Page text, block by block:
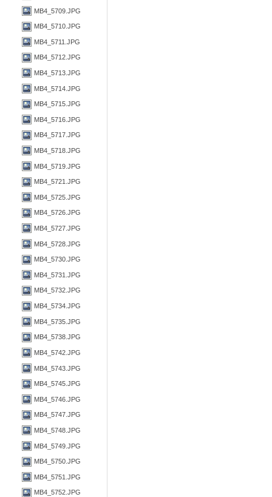
MB4_5709.JPG
MB4_5710.JPG
MB4_5711.JPG
MB4_5712.JPG
MB4_5713.JPG
MB4_5714.JPG
MB4_5715.JPG
MB4_5716.JPG
MB4_5717.JPG
MB4_5718.JPG
MB4_5719.JPG
MB4_5721.JPG
MB4_5725.JPG
MB4_5726.JPG
MB4_5727.JPG
MB4_5728.JPG
MB4_5730.JPG
MB4_5731.JPG
MB4_5732.JPG
MB4_5734.JPG
MB4_5735.JPG
MB4_5738.JPG
MB4_5742.JPG
MB4_5743.JPG
MB4_5745.JPG
MB4_5746.JPG
MB4_5747.JPG
MB4_5748.JPG
MB4_5749.JPG
MB4_5750.JPG
MB4_5751.JPG
MB4_5752.JPG